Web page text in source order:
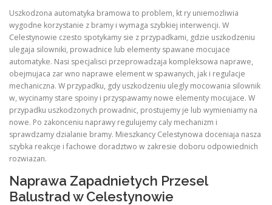
Uszkodzona automatyka bramowa to problem, kt ry uniemozliwia
wygodne korzystanie z bramy i wymaga szybkiej interwencji. W
Celestynowie czesto spotykamy sie z przypadkami, gdzie uszkodzeniu
ulegaja silowniki, prowadnice lub elementy spawane mocujace
automatyke. Nasi specjalisci przeprowadzaja kompleksowa naprawe,
obejmujaca zar wno naprawe element w spawanych, jak i regulacje
mechaniczna. W przypadku, gdy uszkodzeniu ulegly mocowania silownik
w, wycinamy stare spoiny i przyspawamy nowe elementy mocujace. W
przypadku uszkodzonych prowadnic, prostujemy je lub wymieniamy na
nowe. Po zakonceniu naprawy regulujemy caly mechanizm i
sprawdzamy dzialanie bramy. Mieszkancy Celestynowa doceniaja nasza
szybka reakcje i fachowe doradztwo w zakresie doboru odpowiednich
rozwiazan.
Naprawa Zapadnietych Przesel
Balustrad w Celestynowie